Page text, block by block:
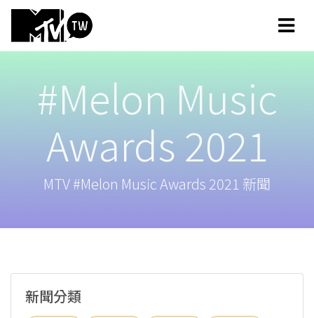
#Melon Music
Awards 2021
MTV #Melon Music Awards 2021 新聞
新聞分類